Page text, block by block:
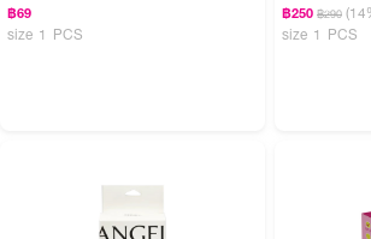
฿69
size 1 PCS
฿250 ฿290
size 1 PCS